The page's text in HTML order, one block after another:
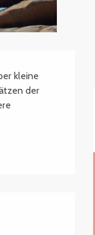
kleine
der